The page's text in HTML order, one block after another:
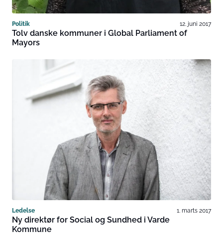
Politik 12. juni 2017
Tolv danske kommuner i Global Parliament of
Mayors
Ledelse 1. marts 2017
Ny direktør for Social og Sundhed i Varde
Kommune